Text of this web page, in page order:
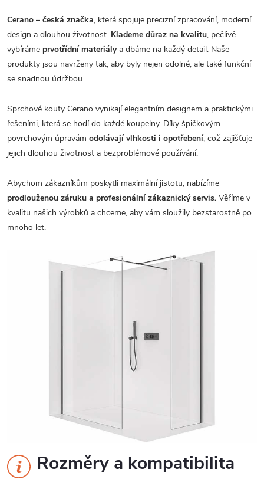
Cerano – česká značka, která spojuje precizní zpracování, moderní
design a dlouhou životnost. Klademe důraz na kvalitu, pečlivě
vybíráme prvotřídní materiálya dbáme na každý detail. Naše
produkty jsou navrženy tak, aby byly nejen odolné, ale také funkční
se snadnou údržbou.
Sprchové kouty Cerano vynikají elegantním designem a praktickými
řešeními, která se hodí do každé koupelny. Díky špičkovým
povrchovým úpravám odolávají vlhkosti i opotřebení, což zajišťuje
jejich dlouhou životnost a bezproblémové používání.
Abychom zákazníkům poskytli maximální jistotu, nabízíme
prodlouženou záruku a profesionální zákaznický servis. Věříme v
kvalitu našich výrobků a chceme, aby vám sloužily bezstarostně po
mnoho let.
Rozměry a kompatibilita